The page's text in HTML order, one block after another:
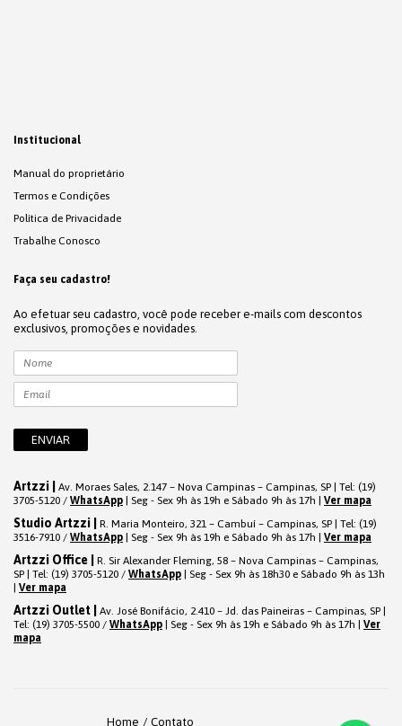
Institucional
Manual do proprietário
Termos e Condições
Política de Privacidade
Trabalhe Conosco
Faça seu cadastro!
Ao efetuar seu cadastro, você pode receber e-mails com descontos
exclusivos, promoções e novidades.
Artzzi | Av. Moraes Sales, 2.147 – Nova Campinas – Campinas, SP | Tel: (19)
3705-5120 / WhatsApp | Seg - Sex 9h às 19h e Sábado 9h às 17h | Ver mapa
Studio Artzzi | R. Maria Monteiro, 321 – Cambuí – Campinas, SP | Tel: (19)
3516-7910 / WhatsApp | Seg - Sex 9h às 19h e Sábado 9h às 17h | Ver mapa
Artzzi Office | R. Sir Alexander Fleming, 58 – Nova Campinas – Campinas,
SP | Tel: (19) 3705-5120 / WhatsApp | Seg - Sex 9h às 18h30 e Sábado 9h às 13h
| Ver mapa
Artzzi Outlet | Av. José Bonifácio, 2.410 – Jd. das Paineiras – Campinas, SP |
Tel: (19) 3705-5500 / WhatsApp | Seg - Sex 9h às 19h e Sábado 9h às 17h | Ver
mapa
Home Contato